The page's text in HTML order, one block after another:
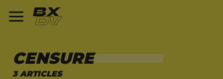
CENSURE
3 ARTICLES